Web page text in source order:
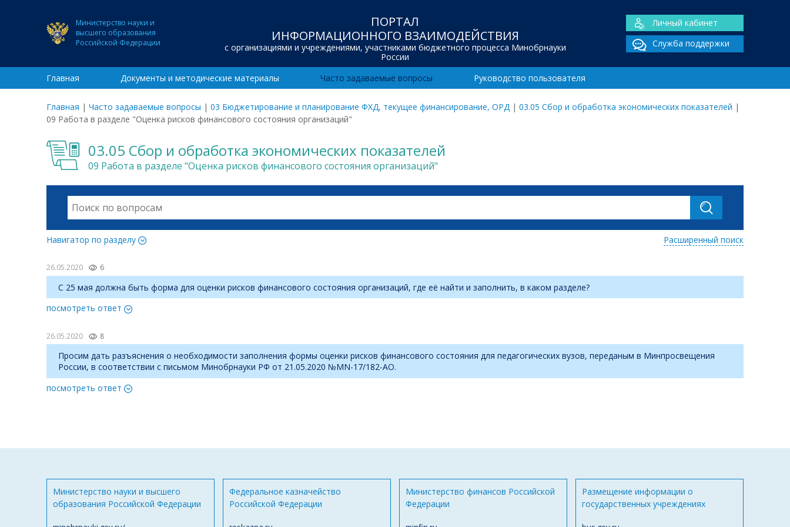
Министерство науки и
высшего образования
Российской Федерации
ПОРТАЛ
ИНФОРМАЦИОННОГО ВЗАИМОДЕЙСТВИЯ
с организациями и учреждениями, участниками бюджетного процесса Минобрнауки
России
Личный кабинет
Служба поддержки
Главная Документы и методические материалы Часто задаваемые вопросы Руководство пользователя
Главная | Часто задаваемые вопросы | 03 Бюджетирование и планирование ФХД, текущее финансирование, ОРД | 03.05 Сбор и обработка экономических показателей |
09 Работа в разделе "Оценка рисков финансового состояния организаций"
03.05 Сбор и обработка экономических показателей
09 Работа в разделе "Оценка рисков финансового состояния организаций"
Навигатор по разделу Расширенный поиск
26.05.2020 6
С 25 мая должна быть форма для оценки рисков финансового состояния организаций, где её найти и заполнить, в каком разделе?
посмотреть ответ
26.05.2020 8
Просим дать разъяснения о необходимости заполнения формы оценки рисков финансового состояния для педагогических вузов, переданым в Минпросвещения
России, в соответствии с письмом Минобрнауки РФ от 21.05.2020 №MN-17/182-АО.
посмотреть ответ
Министерство науки и высшего
образования Российской Федерации
Федеральное казначейство
Российской Федерации
Министерство финансов Российской
Федерации
Размещение информации о
государственных учреждениях